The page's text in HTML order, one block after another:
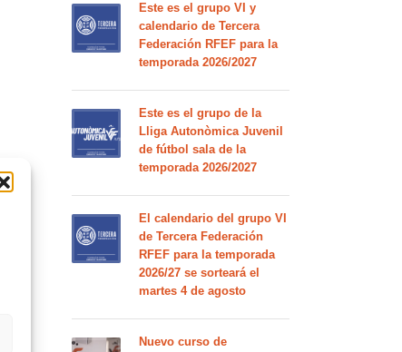
Este es el grupo VI y
calendario de Tercera
Federación RFEF para la
temporada 2026/2027
Este es el grupo de la
Lliga Autonòmica Juvenil
de fútbol sala de la
temporada 2026/2027
El calendario del grupo VI
de Tercera Federación
RFEF para la temporada
2026/27 se sorteará el
martes 4 de agosto
Nuevo curso de